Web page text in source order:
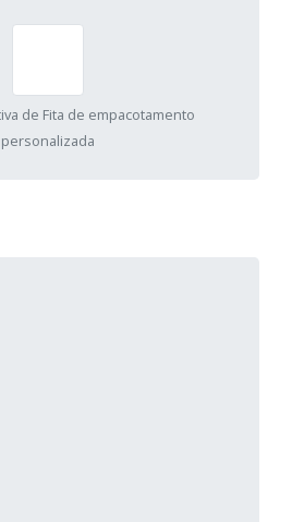
de Fita de empacotamento
personalizada